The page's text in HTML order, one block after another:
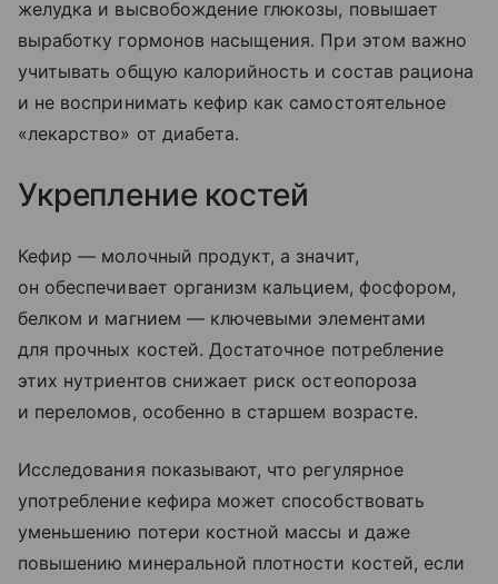
желудка и высвобождение глюкозы, повышает
выработку гормонов насыщения. При этом важно
учитывать общую калорийность и состав рациона
и не воспринимать кефир как самостоятельное
«лекарство» от диабета.
Укрепление костей
Кефир — молочный продукт, а значит,
он обеспечивает организм кальцием, фосфором,
белком и магнием — ключевыми элементами
для прочных костей. Достаточное потребление
этих нутриентов снижает риск остеопороза
и переломов, особенно в старшем возрасте.
Исследования показывают, что регулярное
употребление кефира может способствовать
уменьшению потери костной массы и даже
повышению минеральной плотности костей, если